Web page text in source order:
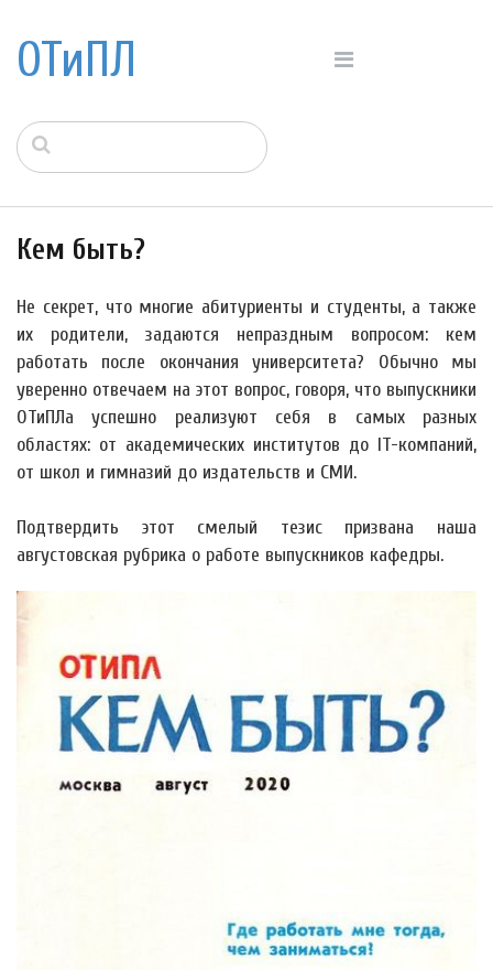
ОТиПЛ
Кем быть?
Не секрет, что многие абитуриенты и студенты, а также
их родители, задаются непраздным вопросом: кем
работать после окончания университета? Обычно мы
уверенно отвечаем на этот вопрос, говоря, что выпускники
ОТиПЛа успешно реализуют себя в самых разных
областях: от академических институтов до IT-компаний,
от школ и гимназий до издательств и СМИ.
Подтвердить этот смелый тезис призвана наша
августовская рубрика о работе выпускников кафедры.